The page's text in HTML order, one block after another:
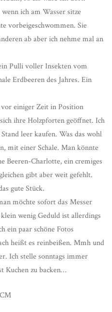
ich am Wasser sitze
vorbeigeschwommen. Sie
ab aber ich nehme mal an
Pulli voller Insekten vom
Erdbeeren des Jahres. Ein
einiger Zeit in Position
ihre Holzpforten geöffnet. Ich
leer kaufen. Was das wohl
mit einer Schale. Man könnte
Beeren-Charlotte, ein cremiges
gibt aber weit gefehlt.
gute Stück.
möchte sofort das Messer
wenig Geduld ist allerdings
ein paar schöne Fotos
heißt es reinbeißen. Mmh und
Ich stelle sonntags immer
Kuchen zu backen…